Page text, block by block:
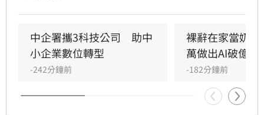
視角」，鏡頭直接從角色雙腿之間低角度直視裙
底，被指帶有強烈的偷窺暗示，導致原本備受期
待的AI技術創新慘遭好評翻車。
中企署攜3科技公司　助中
小企業數位轉型
-242分鐘前
裸辭在家當奶
萬做出AI破億神
-182分鐘前